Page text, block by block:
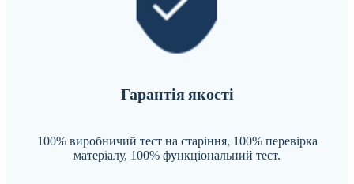
Гарантія якості
100% виробничий тест на старіння, 100% перевірка
матеріалу, 100% функціональний тест.